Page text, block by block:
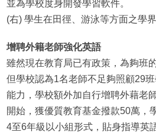
並為學校度身開發學習軟件。
(右) 學生在田徑、游泳等方面之學
增聘外籍老師強化英語
雖然現在教育局已有政策，為夠班
但學校認為1名老師不足夠照顧29
能力，學校額外加自行增聘外藉老
開始，獲優質教育基金撥款50萬，
4至6年級以小組形式，貼身指導英